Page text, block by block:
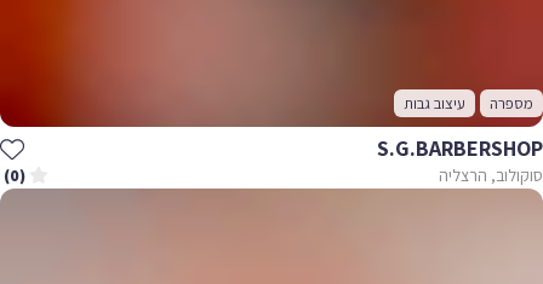
מספרה עיצוב גבות
S.G.BARBERSHOP
סוקולוב, הרצליה (0)